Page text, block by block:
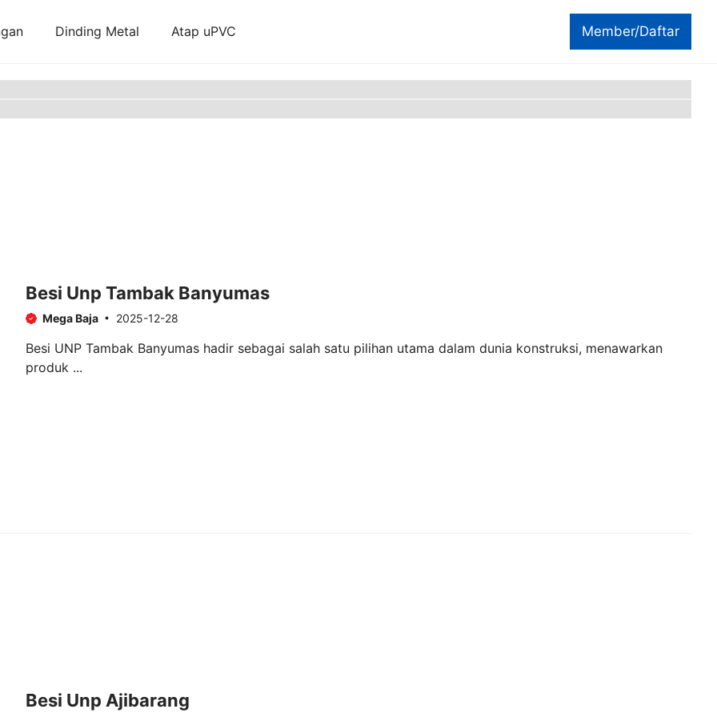
Member/Daftar
Dinding Metal Atap uPVC
Besi Unp Tambak Banyumas
Mega Baja 2025-12-28
Besi UNP Tambak Banyumas hadir sebagai salah satu pilihan utama dalam dunia konstruksi, menawarkan
produk ...
Besi Unp Ajibarang